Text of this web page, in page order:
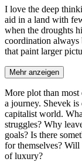
I love the deep
aid in a land with
when the droughts
coordination
that paint larger
Mehr anzeigen
More plot than most
a journey. Shevek
capitalist world.
struggles? Why
goals? Is there
for themselves? Will
of luxury?